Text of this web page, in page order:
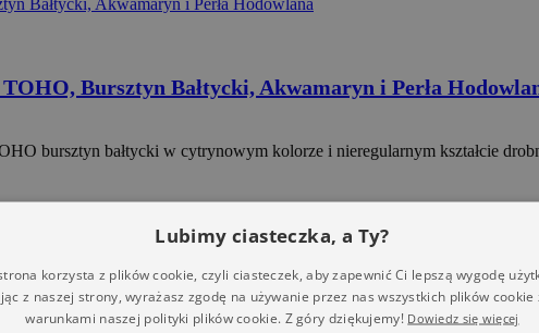
Bursztyn Bałtycki, Akwamaryn i Perła
bursztyn bałtycki w cytrynowym kolorze i nieregularnym kształcie
na stronie produktu
Owalny 14×10 mm
Lubimy ciasteczka, a Ty?
korzysta z plików cookie, czyli ciasteczek, aby zapewnić Ci lepszą wygodę
z naszej strony, wyrażasz zgodę na używanie przez nas wszystkich plików cookie
warunkami naszej polityki plików cookie. Z góry dziękujemy! Dowiedz się więcej